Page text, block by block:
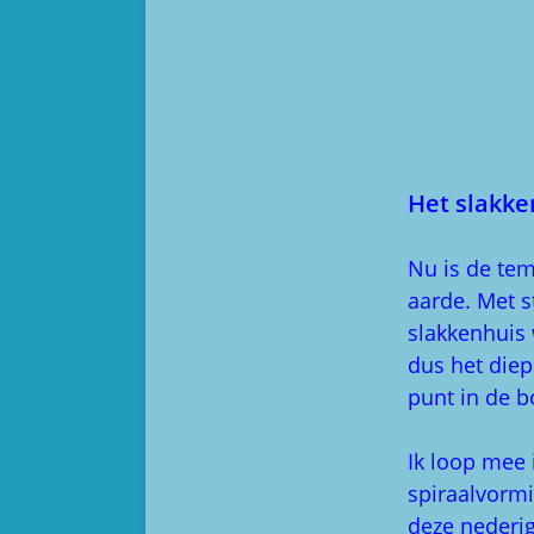
Het
Nu is de
aarde. Met
dus het
punt in de
Ik loop mee
deze